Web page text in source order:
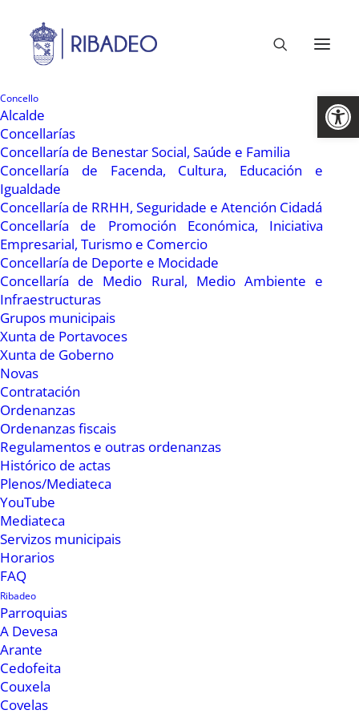
Abrir
Concello
Alcalde
Concellarías
Concellaría de Benestar Social, Saúde e Familia
Concellaría de Facenda, Cultura, Educación e
Igualdade
Concellaría de RRHH, Seguridade e Atención Cidadá
Concellaría de Promoción Económica, Iniciativa
Empresarial, Turismo e Comercio
Concellaría de Deporte e Mocidade
Concellaría de Medio Rural, Medio Ambiente e
Infraestructuras
Grupos municipais
Xunta de Portavoces
Xunta de Goberno
Novas
Contratación
Ordenanzas
Ordenanzas fiscais
Regulamentos e outras ordenanzas
Histórico de actas
Plenos/Mediateca
YouTube
Mediateca
Servizos municipais
Horarios
FAQ
Ribadeo
Parroquias
A Devesa
Arante
Cedofeita
Couxela
Covelas
1 Xullo, 2022
Ribadeo Indiano 2022
literario con Xesús Fraga na Casa do Viejo
Pancho ás oito e media da tarde. E seguirán coas
actuacións musicais de Jamila Purofilin mañá,
sábado, no auditorio ás nove da tarde e o
domingo no quiosco da música con Boroa
tamén ás nove.